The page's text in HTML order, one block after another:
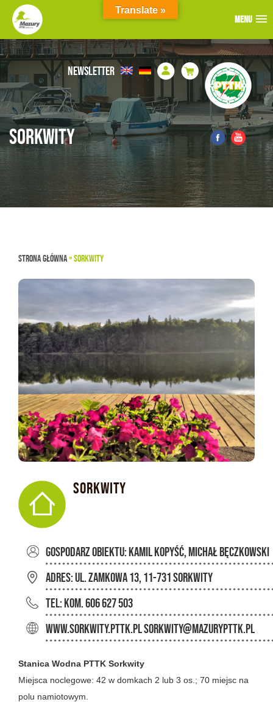
MENU
MENU
MENU
NEWSLETTER
SORKWITY
STRONA GŁÓWNA»SORKWITY
SORKWITY
GOSPODARZ OBIEKTU: Kamil Kopyść, Michał Bęczkowski
ADRES: ul. Zamkowa 13, 11-731 Sorkwity
TEL: kom. 606 627 503
www.sorkwity.pttk.pl sorkwity@mazurypttk.pl
Stanica Wodna PTTK Sorkwity
Miejsca noclegowe: 42 w domkach 2 lub 3 os.; 70 miejsc na
polu namiotowym.
Translate »